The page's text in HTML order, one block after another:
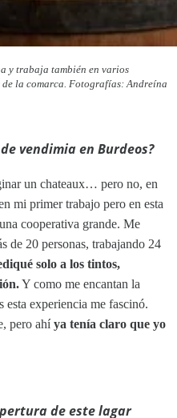
y trabaja también en varios
la comarca. Fotografías: Andreína
vendimia en Burdeos?
un chateaux… pero no, en
mi primer trabajo pero en esta
cooperativa grande. Me
de 20 personas, trabajando 24
solo a los tintos,
Y como me encantan la
experiencia me fascinó.
pero ahíya tenía claro que yo
de este lagar